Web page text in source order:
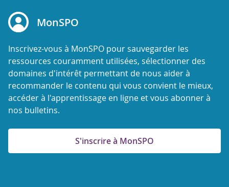
MonSPO
Inscrivez-vous à MonSPO pour sauvegarder les
ressources couramment utilisées, sélectionner des
domaines d'intérêt permettant de nous aider à
recommander le contenu qui vous convient le mieux,
accéder à l'apprentissage en ligne et vous abonner à
nos bulletins.
S'inscrire à MonSPO